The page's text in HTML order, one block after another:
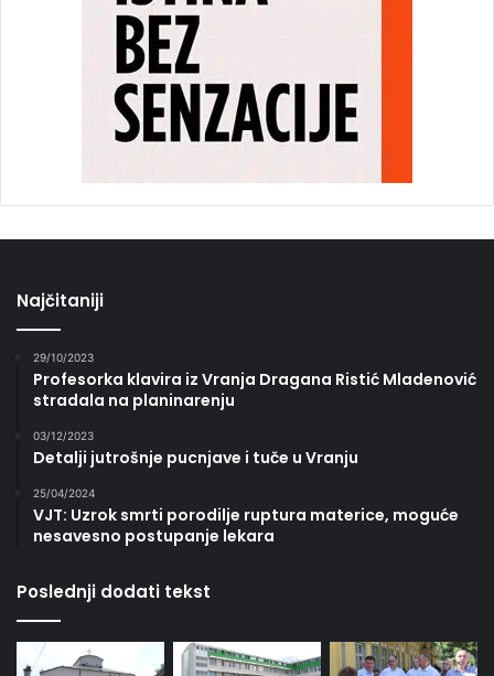
Najčitaniji
29/10/2023
Profesorka klavira iz Vranja Dragana Ristić Mladenović
stradala na planinarenju
03/12/2023
Detalji jutrošnje pucnjave i tuče u Vranju
25/04/2024
VJT: Uzrok smrti porodilje ruptura materice, moguće
nesavesno postupanje lekara
Poslednji dodati tekst